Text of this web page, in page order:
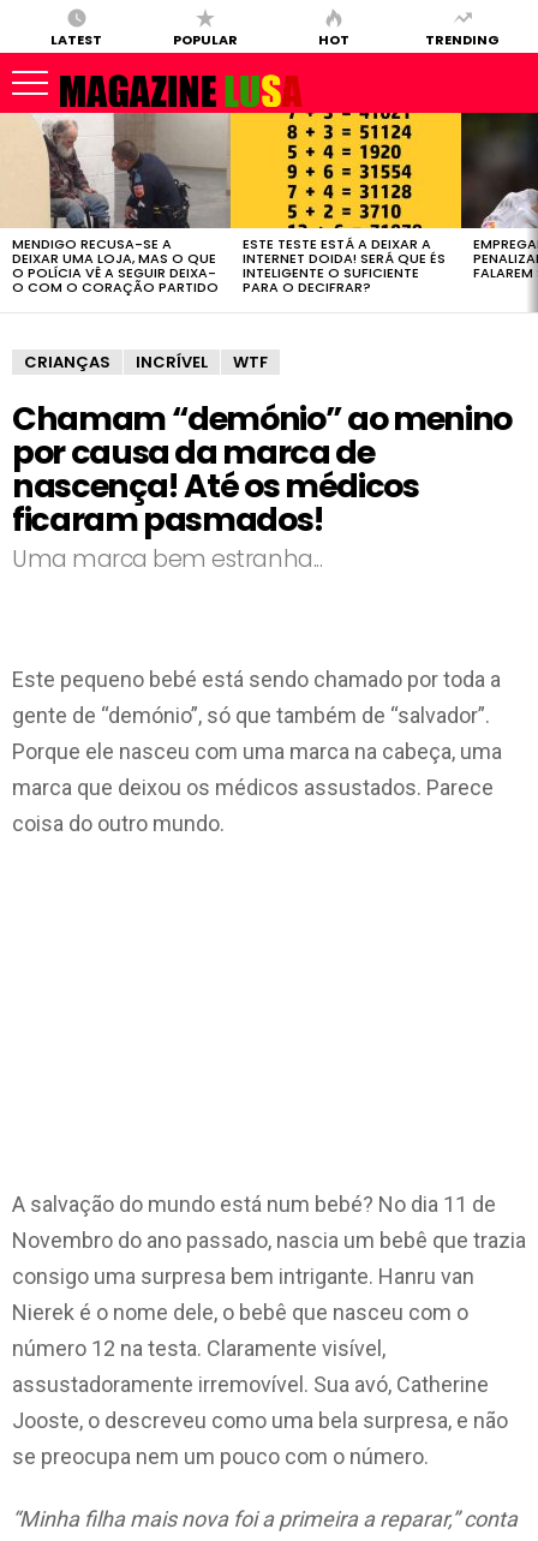
LATEST POPULAR HOT TRENDING
LATEST
STORIES
MENDIGO RECUSA-SE A
DEIXAR UMA LOJA, MAS O QUE
O POLÍCIA VÊ A SEGUIR DEIXA-
O COM O CORAÇÃO PARTIDO
ESTE TESTE ESTÁ A DEIXAR A
INTERNET DOIDA! SERÁ QUE ÉS
INTELIGENTE O SUFICIENTE
PARA O DECIFRAR?
FALAREM
CRIANÇAS INCRÍVEL WTF
Chamam “demónio” ao menino
por causa da marca de
nascença! Até os médicos
ficaram pasmados!
Uma marca bem estranha...
Este pequeno bebé está sendo chamado por toda a
gente de “demónio”, só que também de “salvador”.
Porque ele nasceu com uma marca na cabeça, uma
marca que deixou os médicos assustados. Parece
coisa do outro mundo.
A salvação do mundo está num bebé? No dia 11 de
Novembro do ano passado, nascia um bebê que trazia
consigo uma surpresa bem intrigante. Hanru van
Nierek é o nome dele, o bebê que nasceu com o
número 12 na testa. Claramente visível,
assustadoramente irremovível. Sua avó, Catherine
Jooste, o descreveu como uma bela surpresa, e não
se preocupa nem um pouco com o número.
“Minha filha mais nova foi a primeira a reparar,” conta